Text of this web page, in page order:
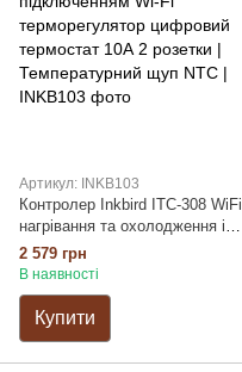
Артикул: INKB103
Контролер Inkbird ITC-308 WiFi
нагрівання та охолодження із
підключенням Wi-Fi
терморегулятор цифровий
термостат 10А 2 розетки |
Температурний щуп NTC
2 579 грн
В наявності
Купити